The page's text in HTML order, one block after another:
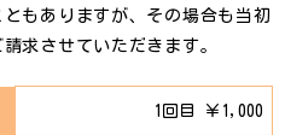
もありますが、その場合も当初
求させていただきます。
1回目 ￥1,000